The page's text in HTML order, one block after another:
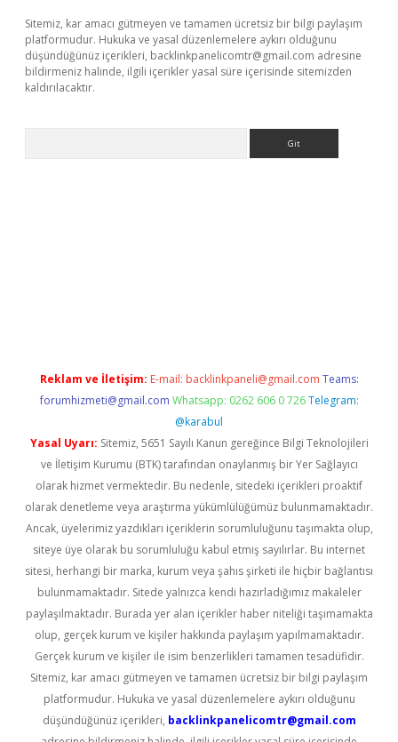
Sitemiz, kar amacı gütmeyen ve tamamen ücretsiz bir bilgi paylaşım
platformudur. Hukuka ve yasal düzenlemelere aykırı olduğunu
düşündüğünüz içerikleri, backlinkpanelicomtr@gmail.com adresine
bildirmeniz halinde, ilgili içerikler yasal süre içerisinde sitemizden
kaldırılacaktır.
Reklam ve İletişim: E-mail: backlinkpaneli@gmail.com Teams:
forumhizmeti@gmail.com Whatsapp: 0262 606 0 726 Telegram:
@karabul
Yasal Uyarı: Sitemiz, 5651 Sayılı Kanun gereğince Bilgi Teknolojileri
ve İletişim Kurumu (BTK) tarafından onaylanmış bir Yer Sağlayıcı
olarak hizmet vermektedir. Bu nedenle, sitedeki içerikleri proaktif
olarak denetleme veya araştırma yükümlülüğümüz bulunmamaktadır.
Ancak, üyelerimiz yazdıkları içeriklerin sorumluluğunu taşımakta olup,
siteye üye olarak bu sorumluluğu kabul etmiş sayılırlar. Bu internet
sitesi, herhangi bir marka, kurum veya şahıs şirketi ile hiçbir bağlantısı
bulunmamaktadır. Sitede yalnızca kendi hazırladığımız makaleler
paylaşılmaktadır. Burada yer alan içerikler haber niteliği taşımamakta
olup, gerçek kurum ve kişiler hakkında paylaşım yapılmamaktadır.
Gerçek kurum ve kişiler ile isim benzerlikleri tamamen tesadüfidir.
Sitemiz, kar amacı gütmeyen ve tamamen ücretsiz bir bilgi paylaşım
platformudur. Hukuka ve yasal düzenlemelere aykırı olduğunu
düşündüğünüz içerikleri, backlinkpanelicomtr@gmail.com